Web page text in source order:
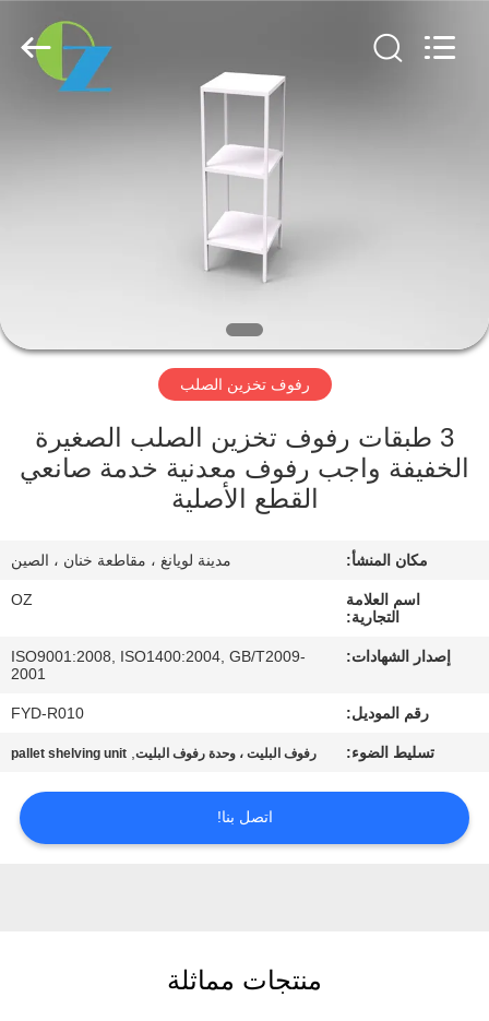
عنا
في
المعمل
مراقبة
اتصل
أخبار
اطلب
رفوف تخزين الصلب
3 طبقات رفوف تخزين الصلب الصغيرة
الخفيفة واجب رفوف معدنية خدمة صانعي
القطع الأصلية
مكان المنشأ: مدينة لويانغ ، مقاطعة خنان ، الصين
اسم العلامة
التجارية:
OZ
إصدار الشهادات:
ISO9001:2008, ISO1400:2004, GB/T2009-
2001
رقم الموديل: FYD-R010
تسليط الضوء: رفوف البليت ، وحدة رفوف البليت,
pallet shelving unit
اتصل بنا!
منتجات مماثلة